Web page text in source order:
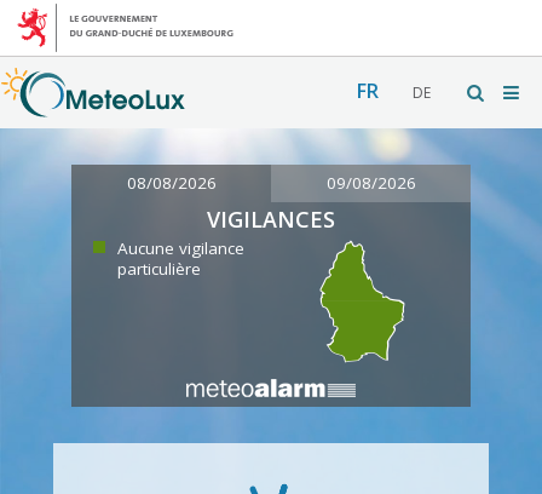
FR DE
08/08/2026 09/08/2026
VIGILANCES
Aucune vigilance
particulière